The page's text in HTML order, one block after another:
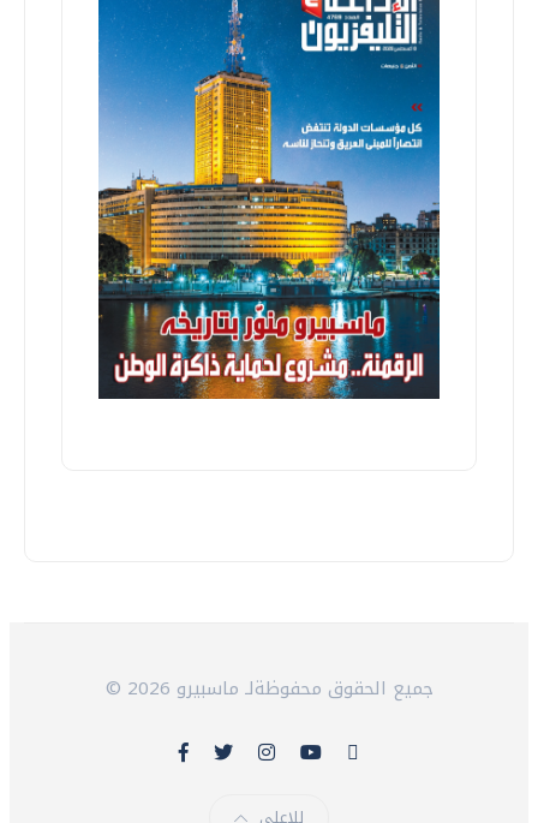
© 2026 جميع الحقوق محفوظةلـ ماسبيرو